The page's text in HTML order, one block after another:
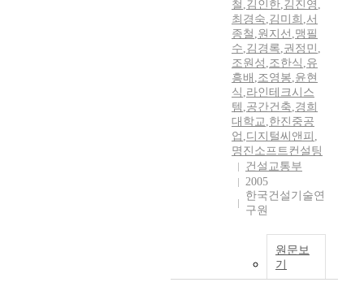
철 ,김인한,김진영 ,
최경숙,김미희 ,서
종철 ,원지선 ,맹필
수,김경록,권정민 ,
조원성 ,조한식 ,유
흥배 ,조영봉,윤현
식 ,라인테크시스
템 ,공간건축,경희
대학교,한진중공
업 ,디지털씨앤피 ,
명진소프트컨설팅
건설교통부
2005
한국건설기술연
구원
원문보
기